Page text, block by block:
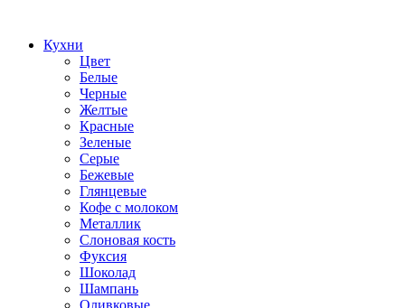
Кухни
Цвет
Белые
Черные
Желтые
Красные
Зеленые
Серые
Бежевые
Глянцевые
Кофе с молоком
Металлик
Слоновая кость
Фуксия
Шоколад
Шампань
Оливковые